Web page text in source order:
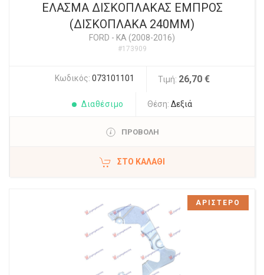
ΕΛΑΣΜΑ ΔΙΣΚΟΠΛΑΚΑΣ ΕΜΠΡΟΣ
(ΔΙΣΚΟΠΛΑΚΑ 240ΜΜ)
FORD - KA (2008-2016)
#173909
Κωδικός: 073101101 Τιμή: 26,70 €
Διαθέσιμο Θέση: Δεξιά
ΠΡΟΒΟΛΗ
ΣΤΟ ΚΑΛΆΘΙ
ΑΡΙΣΤΕΡΟ